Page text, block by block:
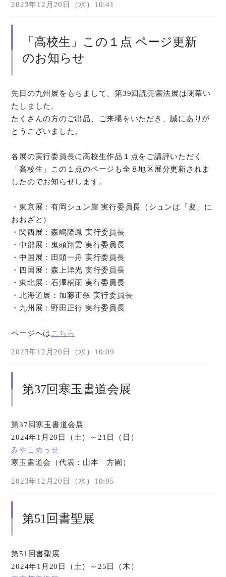
2023年12月20日（水）10:41
「高校生」この１点 ページ更新
のお知らせ
先日の九州展をもちまして、第39回読売書法展は閉幕い
たしました。
たくさんの方のご出品、ご来場をいただき、誠にありが
とうございました。
各展の実行委員長に高校生作品１点をご講評いただく
「高校生」この１点のページも全８地区展分更新されま
したのでお知らせします。
・東京展：有岡シュン崖 実行委員長（シュンは「夋」に
おおざと）
・関西展：森嶋隆鳳 実行委員長
・中部展：鬼頭翔雲 実行委員長
・中国展：田頭一舟 実行委員長
・四国展：森上洋光 実行委員長
・東北展：石澤桐雨 実行委員長
・北海道展：加藤正叙 実行委員長
・九州展：野田正行 実行委員長
ページへは こちら
2023年12月20日（水）10:09
第37回寒玉書道会展
第37回寒玉書道会展
2024年1月20日（土）～21日（日）
みやこめっせ
寒玉書道会（代表：山本 方園）
2023年12月20日（水）10:05
第51回書聖展
第51回書聖展
2024年1月20日（土）～25日（木）